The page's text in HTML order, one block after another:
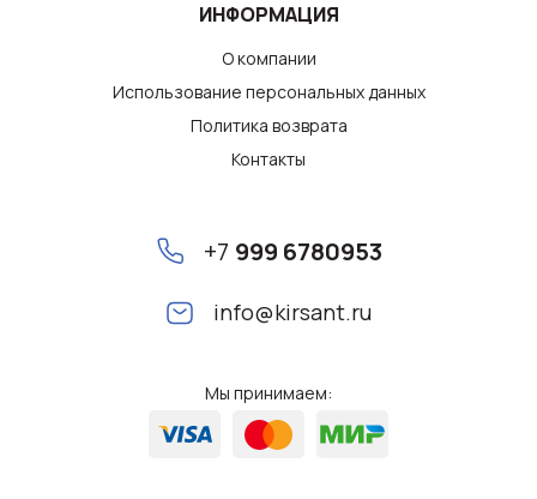
ИНФОРМАЦИЯ
О компании
Использование персональных данных
Политика возврата
Контакты
+7 999 6780953
info@kirsant.ru
Мы принимаем: